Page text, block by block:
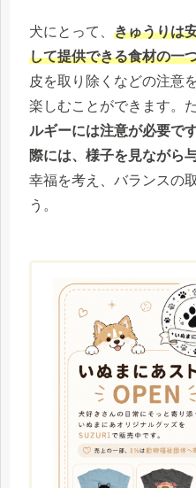
犬にとって、 きゅうりは
して提供できる食材の一
皮を取り除くなどの注意
楽しむことができます。た
ルギーには注意が必要で
際には、様子を見ながら
幸福を考え、バランスの
う。